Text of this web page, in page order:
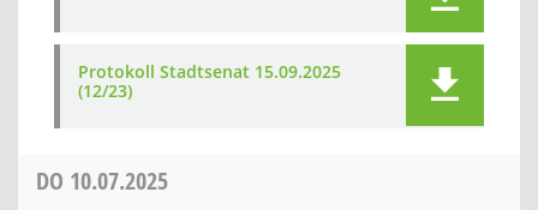
Protokoll Stadtsenat 15.09.2025
(12/23)
DO 10.07.2025